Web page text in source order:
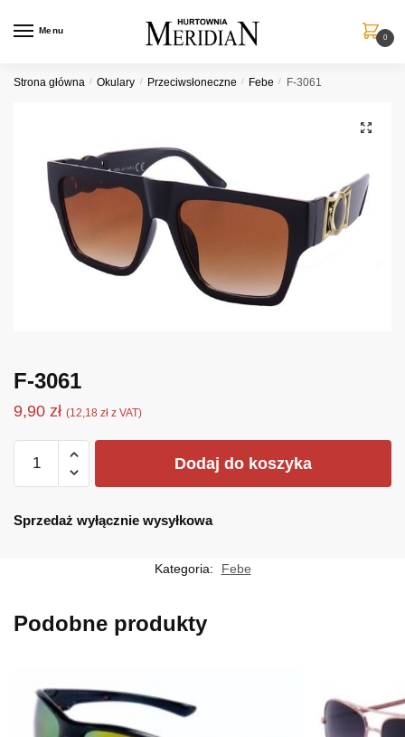
Menu
0
Strona główna / Okulary / Przeciwsłoneczne / Febe / F-3061
F-3061
9,90 zł (12,18 zł z VAT)
Dodaj do koszyka
Sprzedaż wyłącznie wysyłkowa
Kategoria: Febe
Podobne produkty